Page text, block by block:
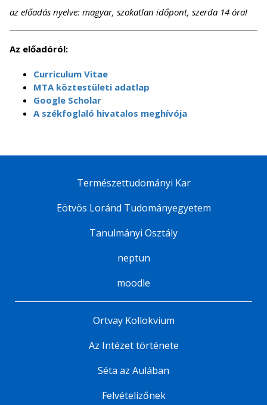
az előadás nyelve: magyar, szokatlan időpont, szerda 14 óra!
Az előadóról:
Curriculum Vitae
MTA köztestületi adatlap
Google Scholar
A székfoglaló hivatalos meghívója
Természettudományi Kar
Eötvös Loránd Tudományegyetem
Tanulmányi Osztály
neptun
moodle
Ortvay Kollokvium
Az Intézet története
Séta az Aulában
Felvételizőnek